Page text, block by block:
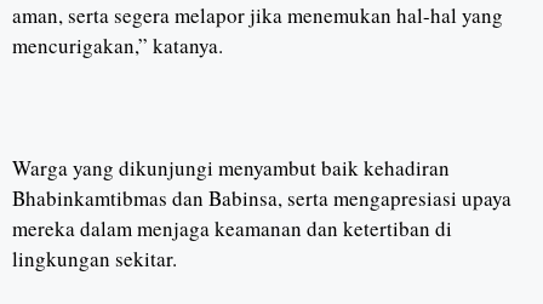
aman, serta segera melapor jika menemukan hal-hal yang
mencurigakan,” katanya.
Warga yang dikunjungi menyambut baik kehadiran
Bhabinkamtibmas dan Babinsa, serta mengapresiasi upaya
mereka dalam menjaga keamanan dan ketertiban di
lingkungan sekitar.